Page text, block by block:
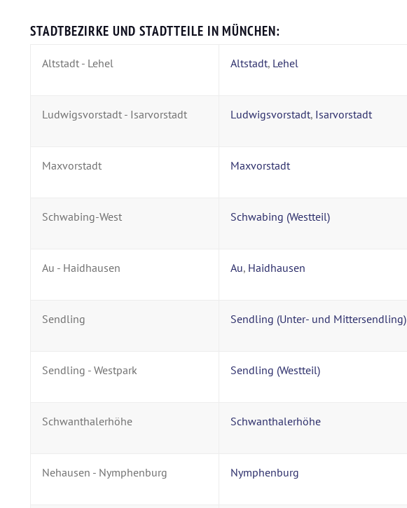
STADTBEZIRKE UND STADTTEILE IN MÜNCHEN:
Altstadt - Lehel Altstadt, Lehel
Ludwigsvorstadt - Isarvorstadt Ludwigsvorstadt, Isarvorstadt
Maxvorstadt Maxvorstadt
Schwabing-West Schwabing (Westteil)
Au - Haidhausen Au, Haidhausen
Sendling Sendling (Unter- und Mittersendling)
Sendling - Westpark Sendling (Westteil)
Schwanthalerhöhe Schwanthalerhöhe
Nehausen - Nymphenburg Nymphenburg